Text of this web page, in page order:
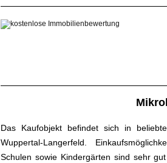
Das Kaufobjekt befindet sich in
Wuppertal-Langerfeld.
Schulen sowie Kindergärten sind sehr